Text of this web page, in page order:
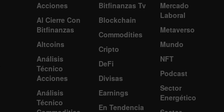
Acciones
Al Cierre Con
Bitfinanzas
Altcoins
Análisis
Técnico
Acciones
Análisis
Técnico
Bitfinanzas Tv
Blockchain
Commodities
Cripto
DeFi
Divisas
Earnings
En Tendencia
Mercado
Laboral
Metaverso
Mundo
NFT
Podcast
Sector
Energético